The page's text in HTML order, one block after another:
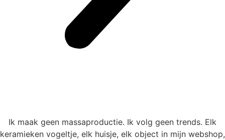
Ik maak geen massaproductie. Ik volg geen trends. Elk
keramieken vogeltje, elk huisje, elk object in mijn webshop,